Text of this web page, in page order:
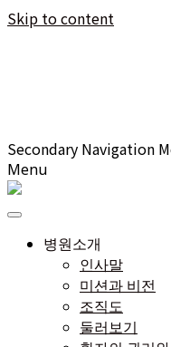
Skip to content
Secondary Navigation
Menu
병원소개
인사말
미션과 비전
조직도
둘러보기